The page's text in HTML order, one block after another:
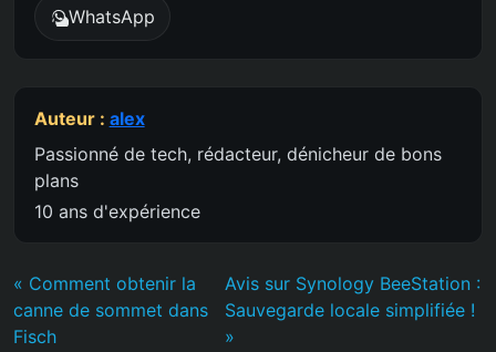
WhatsApp
Auteur : alex
Passionné de tech, rédacteur, dénicheur de bons
plans
10 ans d'expérience
« Comment obtenir la
canne de sommet dans
Fisch
Avis sur Synology BeeStation :
Sauvegarde locale simplifiée !
»